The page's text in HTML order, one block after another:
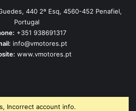
440 2º Esq, 4560-452 Penafiel,
Portugal
+351 938691317
info@vmotores.pt
www.vmotores.pt
Incorrect account info.